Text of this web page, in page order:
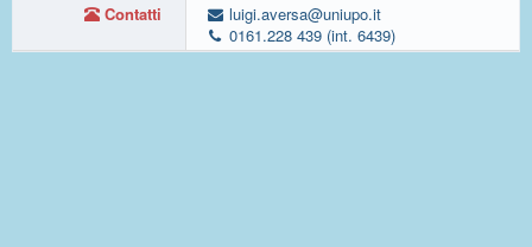
Contatti
luigi.aversa@uniupo.it
0161.228 439 (int. 6439)